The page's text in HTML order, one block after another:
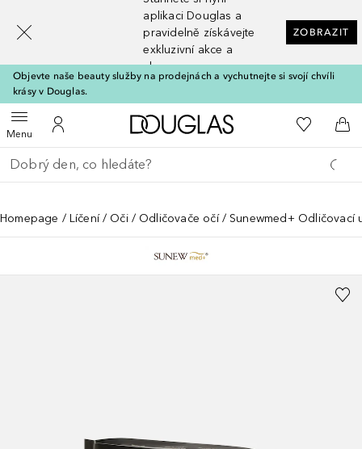
aplikaci Douglas a
pravidelně získávejte
exkluzivní akce a
slevy
ZOBRAZIT
Objevte naše beauty služby na prodejnách a vychutnejte si svojí chvíli
krásy v Douglas.
MenuOtevřít menuK mému účtu
Domů K mému
Do
Vraťte se
Proveďte vyhledávání
Homepage Líčení Oči Odličovače očí Sunewmed+ Odličovací
[navigation.slideout.screenreader]